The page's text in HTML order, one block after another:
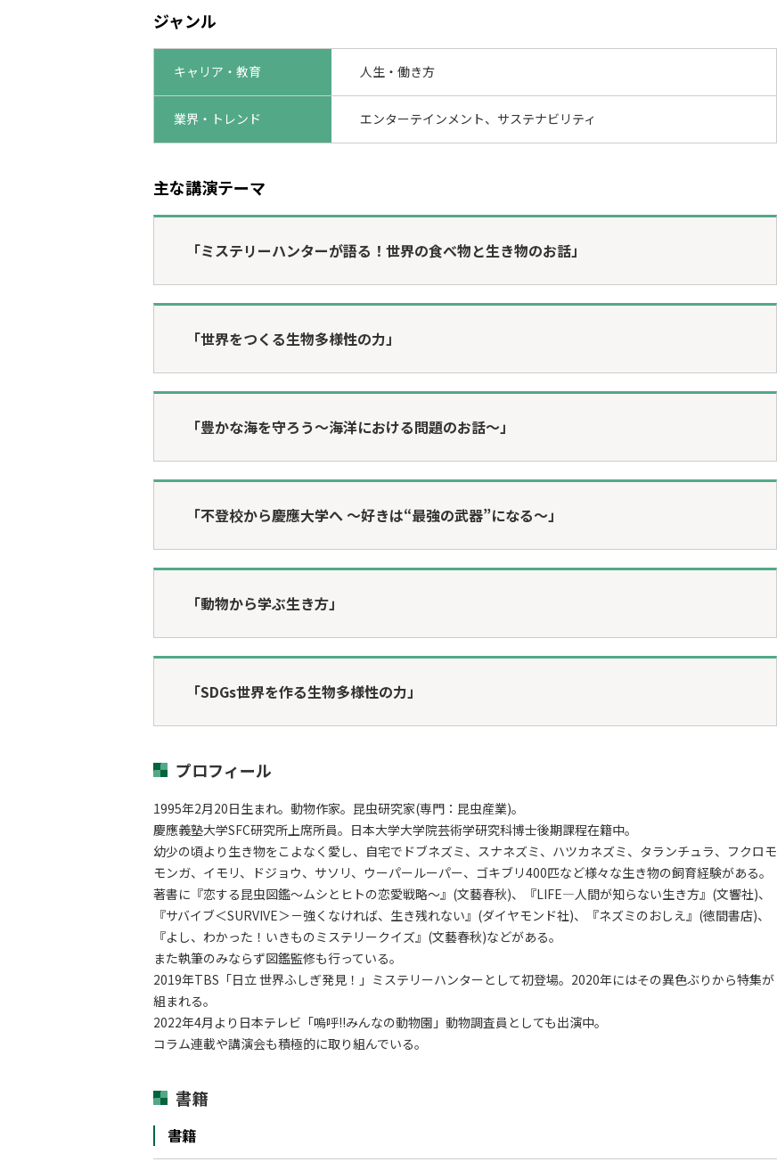
ジャンル
キャリア・教育 人生・働き方
業界・トレンド エンターテインメント、サステナビリティ
主な講演テーマ
「ミステリーハンターが語る！世界の食べ物と生き物のお話」
「世界をつくる生物多様性の力」
「豊かな海を守ろう～海洋における問題のお話～」
「不登校から慶應大学へ ～好きは“最強の武器”になる～」
「動物から学ぶ生き方」
「SDGs世界を作る生物多様性の力」
プロフィール
1995年2月20日生まれ。動物作家。昆虫研究家(専門：昆虫産業)。
慶應義塾大学SFC研究所上席所員。日本大学大学院芸術学研究科博士後期課程在籍中。
幼少の頃より生き物をこよなく愛し、自宅でドブネズミ、スナネズミ、ハツカネズミ、タランチュラ、フクロモ
モンガ、イモリ、ドジョウ、サソリ、ウーパールーパー、ゴキブリ400匹など様々な生き物の飼育経験がある。
著書に『恋する昆虫図鑑～ムシとヒトの恋愛戦略～』(文藝春秋)、『LIFE―人間が知らない生き方』(文響社)、
『サバイブ＜SURVIVE＞－強くなければ、生き残れない』(ダイヤモンド社)、『ネズミのおしえ』(徳間書店)、
『よし、わかった！いきものミステリークイズ』(文藝春秋)などがある。
また執筆のみならず図鑑監修も行っている。
2019年TBS「日立 世界ふしぎ発見！」ミステリーハンターとして初登場。2020年にはその異色ぶりから特集が
組まれる。
2022年4月より日本テレビ「嗚呼!!みんなの動物園」動物調査員としても出演中。
コラム連載や講演会も積極的に取り組んでいる。
書籍
書籍